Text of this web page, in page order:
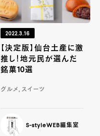
2022.3.16
【決定版】仙台土産に激
推し！地元民が選んだ
銘菓10選
グルメ, スイーツ
S-styleWEB編集室